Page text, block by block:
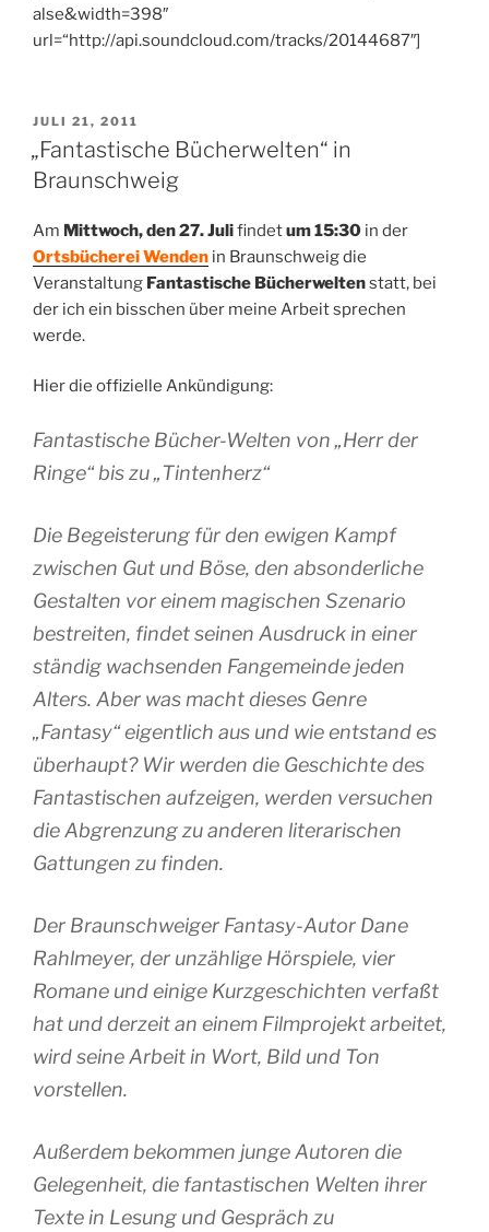
alse&width=398″
url=“http://api.soundcloud.com/tracks/20144687″]
VERÖFFENTLICHT
AM
JULI 21, 2011
„Fantastische Bücherwelten“ in
Braunschweig
Am Mittwoch, den 27. Julifindetum 15:30 in der
Ortsbücherei Wenden in Braunschweig die
Veranstaltung Fantastische Bücherweltenstatt, bei
der ich ein bisschen über meine Arbeit sprechen
werde.
Hier die offizielle Ankündigung:
Fantastische Bücher-Welten von „Herr der
Ringe“ bis zu „Tintenherz“
Die Begeisterung für den ewigen Kampf
zwischen Gut und Böse, den absonderliche
Gestalten vor einem magischen Szenario
bestreiten, findet seinen Ausdruck in einer
ständig wachsenden Fangemeinde jeden
Alters. Aber was macht dieses Genre
„Fantasy“ eigentlich aus und wie entstand es
überhaupt? Wir werden die Geschichte des
Fantastischen aufzeigen, werden versuchen
die Abgrenzung zu anderen literarischen
Gattungen zu finden.
Der Braunschweiger Fantasy-Autor Dane
Rahlmeyer, der unzählige Hörspiele, vier
Romane und einige Kurzgeschichten verfaßt
hat und derzeit an einem Filmprojekt arbeitet,
wird seine Arbeit in Wort, Bild und Ton
vorstellen.
Außerdem bekommen junge Autoren die
Gelegenheit, die fantastischen Welten ihrer
Texte in Lesung und Gespräch zu